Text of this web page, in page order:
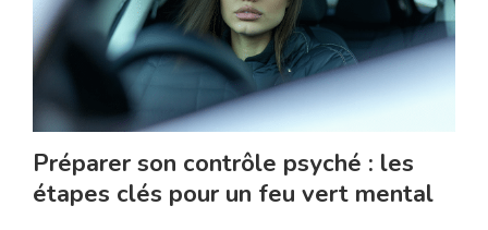
Préparer son contrôle psyché : les
étapes clés pour un feu vert mental